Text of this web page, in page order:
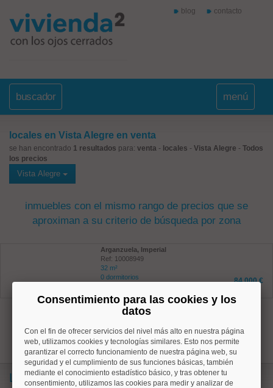
blog contacto
buscador menú
locales en Vista Alegre en venta
se han encontrado 1 resultados para: venta - locales - Vista Alegre - Todos
los precios
Vista Alegre
inmuebles con el mismo rango de precios que se
aproximan a su criterio de búsqueda por zona
Arganzuela, Imperial
Ref: 10008949
32 m²
0 dormitorios
84.000 €
1
Lo más buscado
Consentimiento para las cookies y los
datos
Con el fin de ofrecer servicios del nivel más alto en nuestra página
web, utilizamos cookies y tecnologías similares. Esto nos permite
garantizar el correcto funcionamiento de nuestra página web, su
seguridad y el cumplimiento de sus funciones básicas, también
mediante el conocimiento estadístico básico, y tras obtener tu
consentimiento, utilizamos las cookies para medir y analizar de